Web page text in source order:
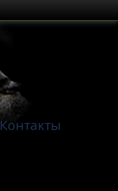
Контакты